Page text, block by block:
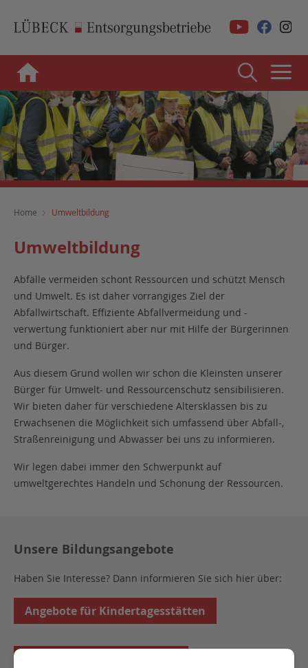
Home Umweltbildung
Umweltbildung
Abfälle vermeiden schont Ressourcen und schützt Mensch
und Umwelt. Es ist daher vorrangiges Ziel der
Abfallwirtschaft. Effiziente Abfallvermeidung und -
verwertung funktioniert aber nur mit Hilfe der Bürgerinnen
und Bürger.
Aus diesem Grund wollen wir schon die Kleinsten unserer
Bürger für Umwelt- und Ressourcenschutz sensibilisieren.
Wir bieten daher für verschiedene Altersklassen bis zu
Erwachsenen die Möglichkeit sich umfassend über Abfall-,
Straßenreinigung und Abwasser bei uns zu informieren.
Wir legen dabei immer den Schwerpunkt auf
umweltgerechtes Handeln und Schonung der Ressourcen.
Unsere Bildungsangebote
Haben Sie Interesse? Dann informieren Sie sich hier über:
Angebote für Kindertagesstätten